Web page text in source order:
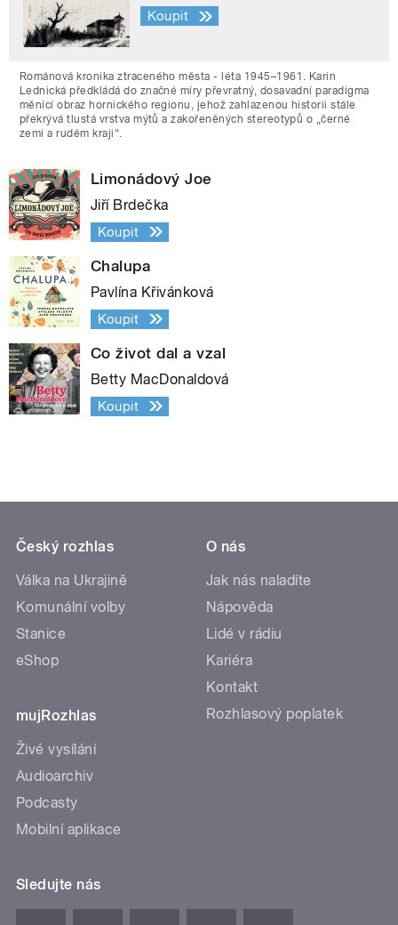
Koupit
Románová kronika ztraceného města - léta 1945–1961. Karin
Lednická předkládá do značné míry převratný, dosavadní paradigma
měnící obraz hornického regionu, jehož zahlazenou historii stále
překrývá tlustá vrstva mýtů a zakořeněných stereotypů o „černé
zemi a rudém kraji“.
Limonádový Joe
Jiří Brdečka
Koupit
Chalupa
Pavlína Křivánková
Koupit
Co život dal a vzal
Betty MacDonaldová
Koupit
Český rozhlas
Válka na Ukrajině
Komunální volby
Stanice
eShop
mujRozhlas
Živé vysílání
Audioarchiv
Podcasty
Mobilní aplikace
O nás
Jak nás naladíte
Nápověda
Lidé v rádiu
Kariéra
Kontakt
Rozhlasový poplatek
Sledujte nás